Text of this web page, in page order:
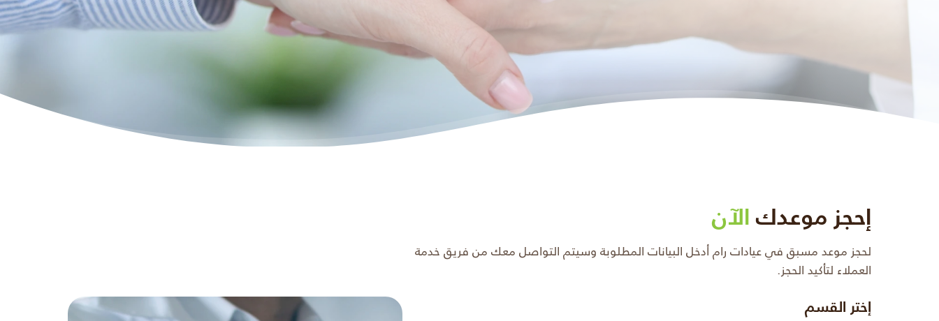
إحجز موعدكالآن
لحجز موعد مسبق في عيادات رام أدخل البيانات المطلوبة وسيتم التواصل معك من فريق خدمة
العملاء لتأكيد الحجز.
إختر القسم